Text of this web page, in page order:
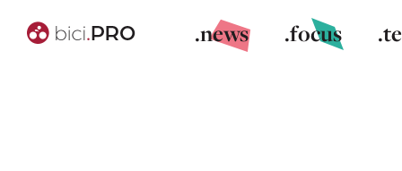
.news .focus